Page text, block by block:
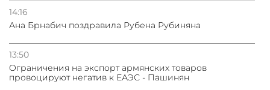
14:16
Ана Брнабич поздравила Рубена Рубиняна
13:50
Oграничения на экспорт армянских товаров
провоцируют негатив к ЕАЭС - Пашинян